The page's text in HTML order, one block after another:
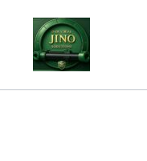
content